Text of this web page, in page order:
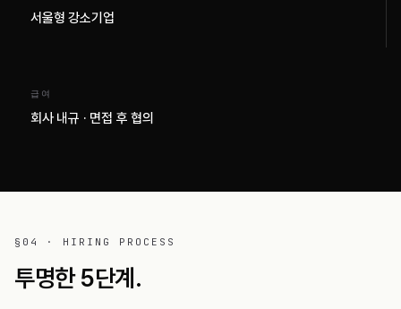
서울형 강소기업
급여
회사 내규 · 면접 후 협의
§04 · HIRING PROCESS
투명한 5단계.